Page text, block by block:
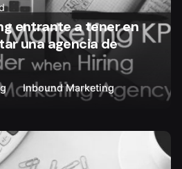
entrante a tener en
una agencia de
Inbound Marketing